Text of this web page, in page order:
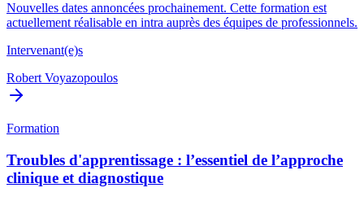
Nouvelles dates annoncées prochainement. Cette formation est
actuellement réalisable en intra auprès des équipes de professionnels.
Intervenant(e)s
Robert Voyazopoulos
Formation
Troubles d'apprentissage : l’essentiel de l’approche
clinique et diagnostique